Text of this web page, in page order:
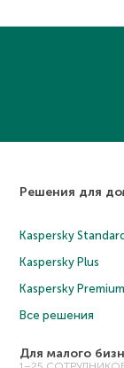
Решения для
Kaspersky Standard
Kaspersky Plus
Kaspersky Premium
Все решения
Для малого